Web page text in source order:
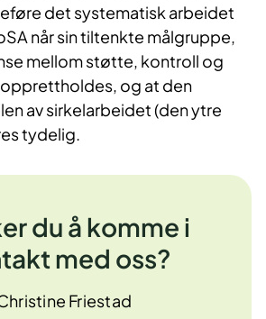
det systematisk arbeidet
når sin tiltenkte målgruppe,
mellom støtte, kontroll og
og at den
av sirkelarbeidet (den ytre
tydelig.
du å komme i
med oss?
Friestad